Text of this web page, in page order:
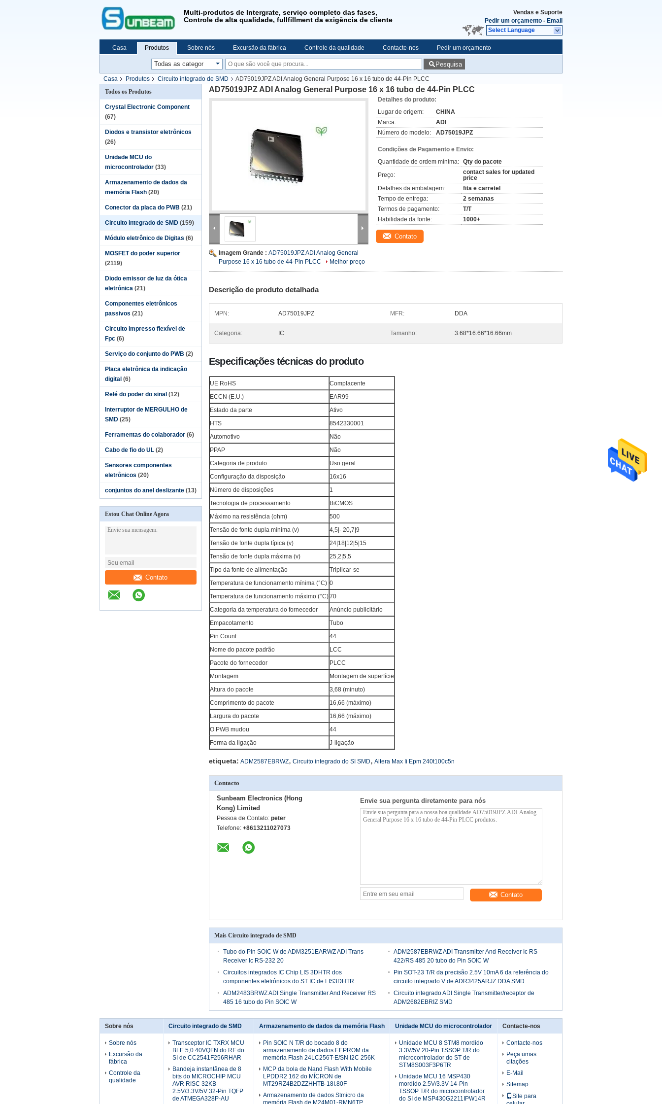
Multi-produtos de Intergrate, serviço completo das fases,
Controle de alta qualidade, fullfillment da exigência de cliente
Vendas e Suporte
Pedir um orçamento - Email
Select Language
Casa Produtos Sobre nós Excursão da fábrica Controle da qualidade Contacte-nos Pedir um orçamento
Pesquisa
Casa Produtos Circuito integrado de SMD
AD75019JPZ ADI Analog General Purpose 16 x 16 tubo de 44-Pin PLCC
Todos os Produtos
Crystal Electronic Component
(67)
Diodos e transistor eletrônicos
(26)
Unidade MCU do
microcontrolador (33)
Armazenamento de dados da
memória Flash (20)
Conector da placa do PWB (21)
Circuito integrado de SMD (159)
Módulo eletrônico de Digitas (6)
MOSFET do poder superior
(2119)
Diodo emissor de luz da ótica
eletrónica (21)
Componentes eletrônicos
passivos (21)
Circuito impresso flexível de
Fpc (6)
Serviço do conjunto do PWB (2)
Placa eletrônica da indicação
digital (6)
Relé do poder do sinal (12)
Interruptor de MERGULHO de
SMD (25)
Ferramentas do colaborador (6)
Cabo de fio do UL (2)
Sensores componentes
eletrônicos (20)
conjuntos do anel deslizante (13)
Estou Chat Online Agora
Contato
AD75019JPZ ADI Analog General Purpose 16 x 16 tubo de 44-Pin PLCC
Imagem Grande : AD75019JPZ ADI Analog General
Purpose 16 x 16 tubo de 44-Pin PLCC
Melhor preço
Detalhes do produto:
Lugar de origem:
CHINA
Marca:
ADI
Número do modelo:
AD75019JPZ
Condições de Pagamento e Envio:
Quantidade de ordem mínima: Qty do pacote
Preço:
contact sales for updated
price
Detalhes da embalagem:
fita e carretel
Tempo de entrega:
2 semanas
Termos de pagamento:
T/T
Habilidade da fonte:
1000+
Contato
Descrição de produto detalhada
MPN: AD75019JPZ MFR: DDA
Categoria: IC Tamanho: 3.68*16.66*16.66mm
Especificações técnicas do produto
UE RoHS
Complacente
ECCN (E.U.)
EAR99
Estado da parte
Ativo
HTS
8542330001
Automotivo
Não
PPAP
Não
Categoria de produto
Uso geral
Configuração da disposição
16x16
Número de disposições
1
Tecnologia de processamento
BiCMOS
Máximo na resistência (ohm)
500
Tensão de fonte dupla mínima (v)
4,5|- 20,7|9
Tensão de fonte dupla típica (v)
24|18|12|5|15
Tensão de fonte dupla máxima (v)
25,2|5,5
Tipo da fonte de alimentação
Triplicar-se
Temperatura de funcionamento mínima (°C) 0
Temperatura de funcionamento máximo (°C)70
Categoria da temperatura do fornecedor
Anúncio publicitário
Empacotamento
Tubo
Pin Count
44
Nome do pacote padrão
LCC
Pacote do fornecedor
PLCC
Montagem
Montagem de superfície
Altura do pacote
3,68 (minuto)
Comprimento do pacote
16,66 (máximo)
Largura do pacote
16,66 (máximo)
O PWB mudou
44
Forma da ligação
J-ligação
etiqueta: ADM2587EBRWZ, Circuito integrado do SI SMD, Altera Max Ii Epm 240t100c5n
Contacto
Sunbeam Electronics (Hong
Kong) Limited
Pessoa de Contato: peter
Telefone: +8613211027073
Envie sua pergunta diretamente para nós
Contato
Mais Circuito integrado de SMD
Tubo do Pin SOIC W de ADM3251EARWZ ADI Trans
Receiver Ic RS-232 20
ADM2587EBRWZ ADI Transmitter And Receiver Ic RS
422/RS 485 20 tubo do Pin SOIC W
Circuitos integrados IC Chip LIS 3DHTR dos
componentes eletrônicos do ST IC de LIS3DHTR
Pin SOT-23 T/R da precisão 2.5V 10mA 6 da referência do
circuito integrado V de ADR3425ARJZ DDA SMD
ADM2483BRWZ ADI Single Transmitter And Receiver RS
485 16 tubo do Pin SOIC W
Circuito integrado ADI Single Transmitter/receptor de
ADM2682EBRIZ SMD
Sobre nós
Sobre nós
Excursão da
fábrica
Controle da
qualidade
Circuito integrado de SMD
Transceptor IC TXRX MCU
BLE 5,0 40VQFN do RF do
SI de CC2541F256RHAR
Bandeja instantânea de 8
bits do MICROCHIP MCU
AVR RISC 32KB
2.5V/3.3V/5V 32-Pin TQFP
de ATMEGA328P-AU
Armazenamento de dados da memória Flash
Pin SOIC N T/R do bocado 8 do
armazenamento de dados EEPROM da
memória Flash 24LC256T-E/SN I2C 256K
MCP da bola de Nand Flash With Mobile
LPDDR2 162 do MÍCRON de
MT29RZ4B2DZZHHTB-18I.80F
Armazenamento de dados Stmicro da
memória Flash de M24M01-RMN6TP
Unidade MCU do microcontrolador
Unidade MCU 8 STM8 mordido
3.3V/5V 20-Pin TSSOP T/R do
microcontrolador do ST de
STM8S003F3P6TR
Unidade MCU 16 MSP430
mordido 2.5V/3.3V 14-Pin
TSSOP T/R do microcontrolador
do SI de MSP430G2211IPW14R
Contacte-nos
Contacte-nos
Peça umas
citações
E-Mail
Sitemap
Site para